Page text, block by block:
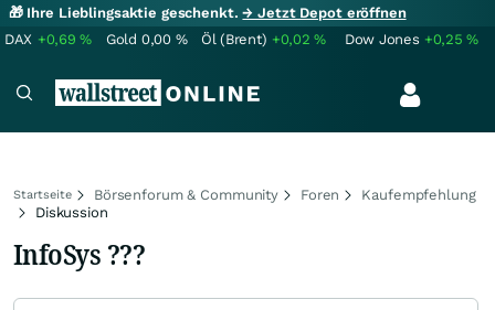
🎁 Ihre Lieblingsaktie geschenkt.→ Jetzt Depot eröffnen
DAX +0,69% Gold 0,00 % Öl (Brent) +0,02% Dow Jones +0,25%
Startseite Börsenforum & Community Foren
Kaufempfehlung
Diskussion
InfoSys ???